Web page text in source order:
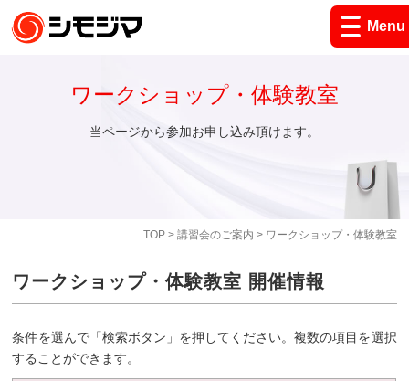
Menu
TOP> 講習会のご案内 > ワークショップ・体験教室
ワークショップ・体験教室
当ページから参加お申し込み頂けます。
ワークショップ・体験教室 開催情報
条件を選んで「検索ボタン」を押してください。複数の項目を選択
することができます。